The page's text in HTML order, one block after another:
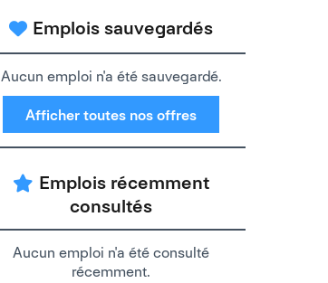
Emplois sauvegardés
Aucun emploi n'a été sauvegardé.
Afficher toutes nos offres
Emplois récemment
consultés
Aucun emploi n'a été consulté
récemment.